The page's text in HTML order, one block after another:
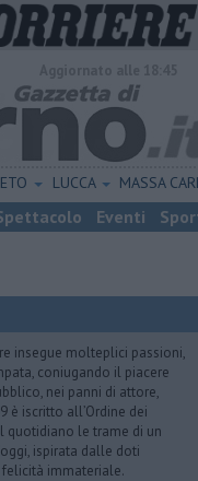
LUCCA MASSA
Eventi
insegue molteplici passioni,
coniugando il piacere
nei panni di attore,
è iscritto all’Ordine dei
quotidiano le trame di un
ispirata dalle doti
immateriale.